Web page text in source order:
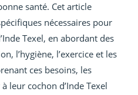
santé. Cet article
nécessaires pour
Texel, en abordant des
l’hygiène, l’exercice et les
ces besoins, les
leur cochon d’Inde Texel